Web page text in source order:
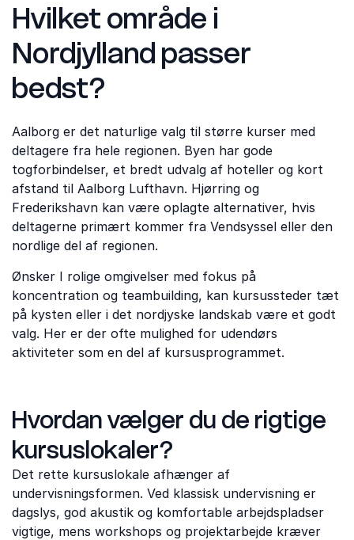
Hvilket område i
Nordjylland passer
bedst?
Aalborg er det naturlige valg til større kurser med
deltagere fra hele regionen. Byen har gode
togforbindelser, et bredt udvalg af hoteller og kort
afstand til Aalborg Lufthavn. Hjørring og
Frederikshavn kan være oplagte alternativer, hvis
deltagerne primært kommer fra Vendsyssel eller den
nordlige del af regionen.
Ønsker I rolige omgivelser med fokus på
koncentration og teambuilding, kan kursussteder tæt
på kysten eller i det nordjyske landskab være et godt
valg. Her er der ofte mulighed for udendørs
aktiviteter som en del af kursusprogrammet.
Hvordan vælger du de rigtige
kursuslokaler?
Det rette kursuslokale afhænger af
undervisningsformen. Ved klassisk undervisning er
dagslys, god akustik og komfortable arbejdspladser
vigtige, mens workshops og projektarbejde kræver